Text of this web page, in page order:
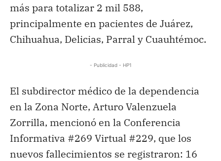
más para totalizar 2 mil 588,
principalmente en pacientes de Juárez,
Chihuahua, Delicias, Parral y Cuauhtémoc.
- Publicidad - HP1
El subdirector médico de la dependencia
en la Zona Norte, Arturo Valenzuela
Zorrilla, mencionó en la Conferencia
Informativa #269 Virtual #229, que los
nuevos fallecimientos se registraron: 16